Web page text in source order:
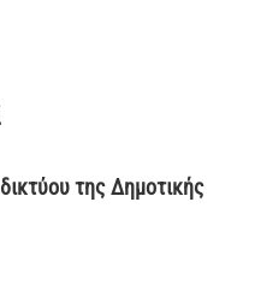
της Δημοτικής